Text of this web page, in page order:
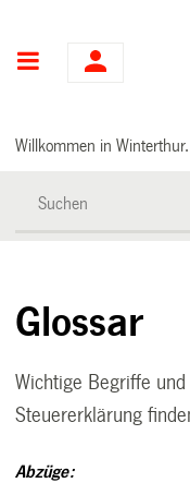
Willkommen in Winterthur.
Glossar
Wichtige Begriffe
Steuererklärung
Abzüge: